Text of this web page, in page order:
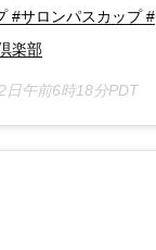
#サロンパスカップ #
楽部
日午前6時18分PDT